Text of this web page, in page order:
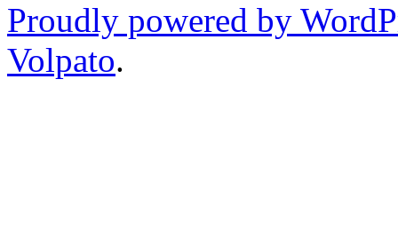
Proudly powered by
Volpato.